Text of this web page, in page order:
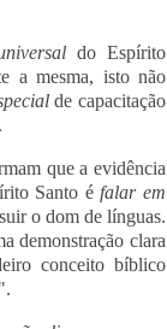
do Espírito
a mesma, isto não
de capacitação
que a evidência
Santo é falar em
o dom de línguas.
demonstração clara
conceito bíblico